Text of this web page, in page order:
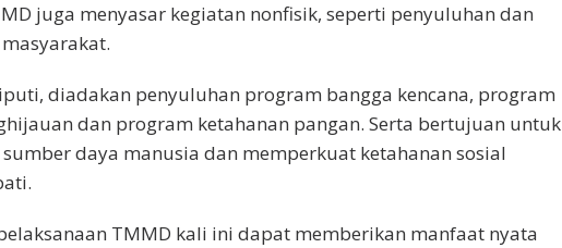
juga menyasar kegiatan nonfisik, seperti penyuluhan dan
diadakan penyuluhan program bangga kencana, program
dan program ketahanan pangan. Serta bertujuan untuk
daya manusia dan memperkuat ketahanan sosial
TMMD kali ini dapat memberikan manfaat nyata